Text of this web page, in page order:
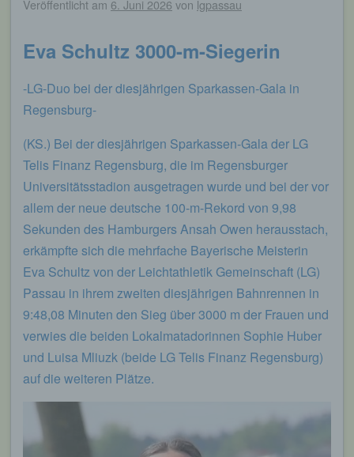
Veröffentlicht am 6. Juni 2026 von lgpassau
Eva Schultz 3000-m-Siegerin
-LG-Duo bei der diesjährigen Sparkassen-Gala in
Regensburg-
(KS.) Bei der diesjährigen Sparkassen-Gala der LG
Telis Finanz Regensburg, die im Regensburger
Universitätsstadion ausgetragen wurde und bei der vor
allem der neue deutsche 100-m-Rekord von 9,98
Sekunden des Hamburgers Ansah Owen herausstach,
erkämpfte sich die mehrfache Bayerische Meisterin
Eva Schultz von der Leichtathletik Gemeinschaft (LG)
Passau in ihrem zweiten diesjährigen Bahnrennen in
9:48,08 Minuten den Sieg über 3000 m der Frauen und
verwies die beiden Lokalmatadorinnen Sophie Huber
und Luisa Mliuzk (beide LG Telis Finanz Regensburg)
auf die weiteren Plätze.